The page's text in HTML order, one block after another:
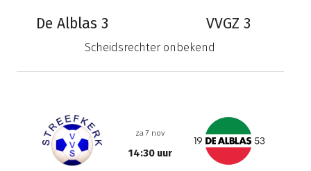
De Alblas 3 VVGZ 3
Scheidsrechter onbekend
za 7 nov
14:30 uur